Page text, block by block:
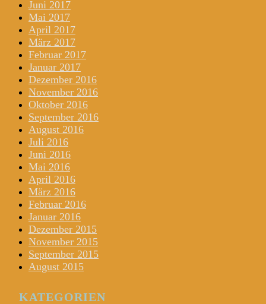
Juni 2017
Mai 2017
April 2017
März 2017
Februar 2017
Januar 2017
Dezember 2016
November 2016
Oktober 2016
September 2016
August 2016
Juli 2016
Juni 2016
Mai 2016
April 2016
März 2016
Februar 2016
Januar 2016
Dezember 2015
November 2015
September 2015
August 2015
KATEGORIEN